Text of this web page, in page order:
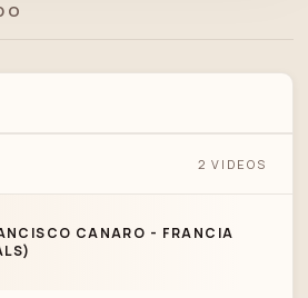
- FRANCIA (VALS)
2 VIDEOS
CANARO - FRANCIA